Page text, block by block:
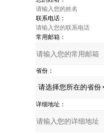
联系电话：
常用邮箱：
省份：
详细地址：